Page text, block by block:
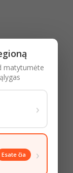
matytumėte
›
Esate čia ›